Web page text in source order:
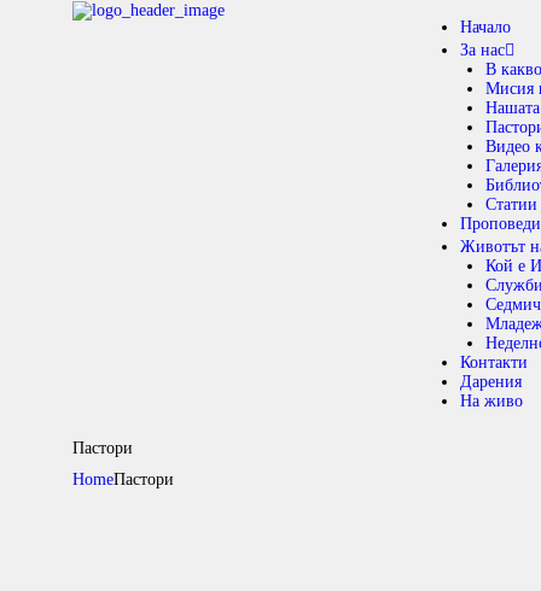
Начало
За нас
В
Мисия
Видео
Статии
Проповеди
Животът
Кой е
Контакти
Дарения
На живо
Пастори
HomeПастори